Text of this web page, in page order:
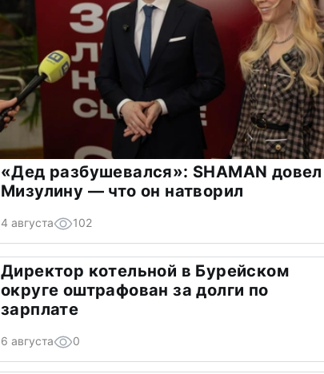
«Дед разбушевался»: SHAMAN довел
Мизулину — что он натворил
4 августа 102
Директор котельной в Бурейском
округе оштрафован за долги по
зарплате
6 августа 0